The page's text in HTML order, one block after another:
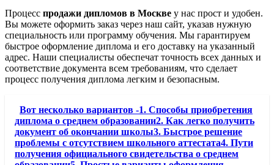
Процесс продажи дипломов в Москве у нас прост и удобен.
Вы можете оформить заказ через наш сайт, указав нужную
специальность или программу обучения. Мы гарантируем
быстрое оформление диплома и его доставку на указанный
адрес. Наши специалисты обеспечат точность всех данных и
соответствие документа всем требованиям, что сделает
процесс получения диплома легким и безопасным.
Вот несколько вариантов -1. Способы приобретения
диплома о среднем образовании2. Как легко получить
документ об окончании школы3. Быстрое решение
проблемы с отсутствием школьного аттестата4. Пути
получения официального свидетельства о среднем